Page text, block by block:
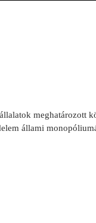
meghatározott
állami